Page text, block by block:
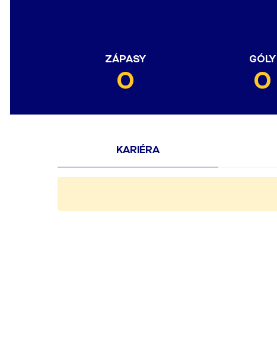
ZÁPASY
0
GÓLY
0
KARIÉRA